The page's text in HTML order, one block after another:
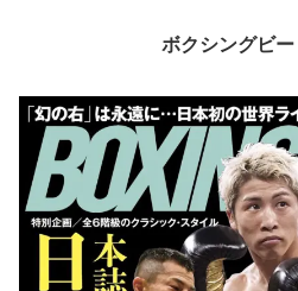
ボクシングビ